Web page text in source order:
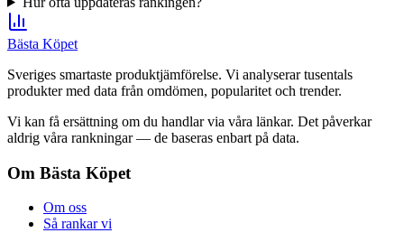
Bästa Köpet
Sveriges smartaste produktjämförelse. Vi analyserar tusentals
produkter med data från omdömen, popularitet och trender.
Vi kan få ersättning om du handlar via våra länkar. Det påverkar
aldrig våra rankningar — de baseras enbart på data.
Om Bästa Köpet
Om oss
Så rankar vi